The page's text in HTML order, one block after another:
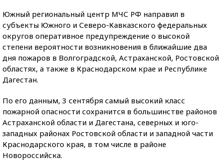
Южный региональный центр МЧС РФ направил в
субъекты Южного и Северо-Кавказского федеральных
округов оперативное предупреждение о высокой
степени вероятности возникновения в ближайшие два
дня пожаров в Волгоградской, Астраханской, Ростовской
областях, а также в Краснодарском крае и Республике
Дагестан.
По его данным, 3 сентября самый высокий класс
пожарной опасности сохранится в большинстве районов
Астраханской области и Дагестана, северных и юго-
западных районах Ростовской области и западной части
Краснодарского края, в том числе в районе
Новороссийска.